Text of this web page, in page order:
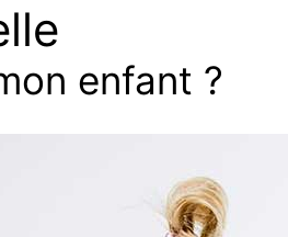
enfant ?